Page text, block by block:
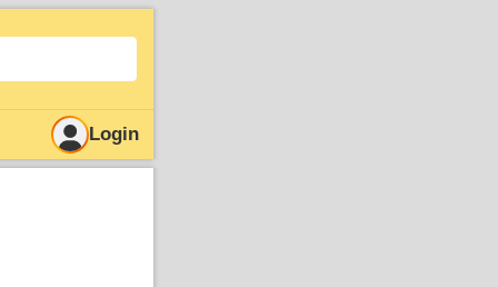
Login